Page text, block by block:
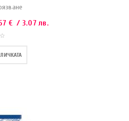
€ / 3.07 лв.